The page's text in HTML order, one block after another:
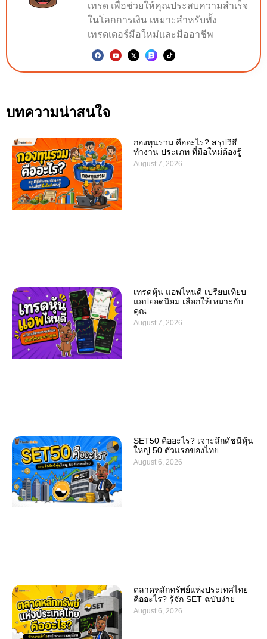
เทรด เพื่อช่วยให้คุณประสบความสำเร็จ
ในโลกการเงิน เหมาะสำหรับทั้ง
เทรดเดอร์มือใหม่และมืออาชีพ
บทความน่าสนใจ
กองทุนรวม คืออะไร? สรุปวิธี
ทำงาน ประเภท ที่มือใหม่ต้องรู้
August 7, 2026
เทรดหุ้น แอพไหนดี เปรียบเทียบ
แอปยอดนิยม เลือกให้เหมาะกับ
คุณ
August 7, 2026
SET50 คืออะไร? เจาะลึกดัชนีหุ้น
ใหญ่ 50 ตัวแรกของไทย
August 6, 2026
ตลาดหลักทรัพย์แห่งประเทศไทย
คืออะไร? รู้จัก SET ฉบับง่าย
August 6, 2026